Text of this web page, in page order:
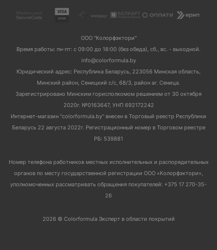
ООО "Колорфэктори"
Время работы: пн-пт: с 09:00 до 18:00 (без обеда), сб., вс. - выходной.
info@colorformula.by
Юридический адрес: Республика Беларусь, 223056 Минская область,
Минский район, Сеницкий с/с, 68/3, район аг. Сеница.
Зарегистрировано Минским горисполкомом решением от 30 октября
2020г. №0163647, УНП 692172242
Интернет-магазин "colorformula.by" внесен в Торговый реестр Республики
Беларусь 22 августа 2022г. Регистрационный номер в Торговом реестре
РБ: 539881
Номер телефона работников местных исполнительных и распорядительных
органов по месту государственной регистрации ООО «Колорфэктори»,
уполномоченных рассматривать обращения покупателей: +375 17 270-35-
26
2026 © Colorformula Эксперт в области покрытий